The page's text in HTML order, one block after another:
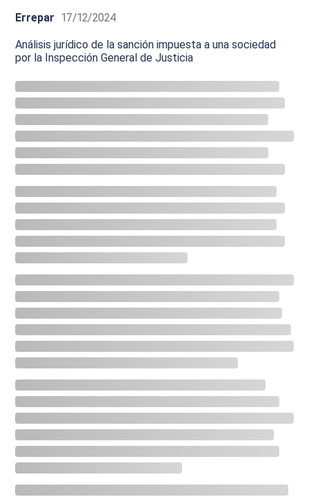
Errepar 17/12/2024
Análisis jurídico de la sanción impuesta a una sociedad
por la Inspección General de Justicia